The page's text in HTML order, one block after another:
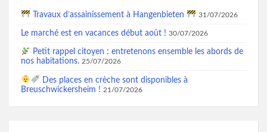
Travaux d’assainissement à Hangenbieten 31/07/2026
Le marché est en vacances début août ! 30/07/2026
Petit rappel citoyen : entretenons ensemble les abords de
nos habitations. 25/07/2026
Des places en crèche sont disponibles à
Breuschwickersheim ! 21/07/2026